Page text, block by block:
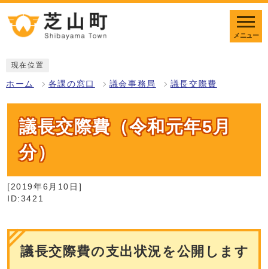
メニュー
現在位置
ホーム 各課の窓口 議会事務局 議長交際費
議長交際費（令和元年5月
分）
[2019年6月10日]
ID:3421
議長交際費の支出状況を公開します